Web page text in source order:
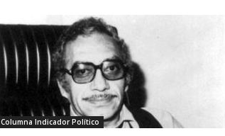
Columna Indicador Político